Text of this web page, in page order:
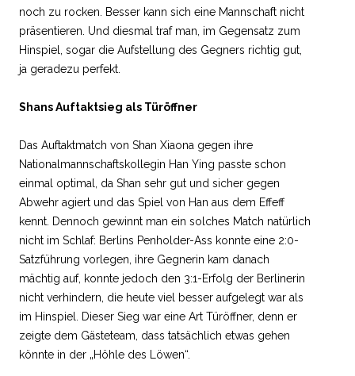
noch zu rocken. Besser kann sich eine Mannschaft nicht
präsentieren. Und diesmal traf man, im Gegensatz zum
Hinspiel, sogar die Aufstellung des Gegners richtig gut,
ja geradezu perfekt.
Shans Auftaktsieg als Türöffner
Das Auftaktmatch von Shan Xiaona gegen ihre
Nationalmannschaftskollegin Han Ying passte schon
einmal optimal, da Shan sehr gut und sicher gegen
Abwehr agiert und das Spiel von Han aus dem Effeff
kennt. Dennoch gewinnt man ein solches Match natürlich
nicht im Schlaf: Berlins Penholder-Ass konnte eine 2:0-
Satzführung vorlegen, ihre Gegnerin kam danach
mächtig auf, konnte jedoch den 3:1-Erfolg der Berlinerin
nicht verhindern, die heute viel besser aufgelegt war als
im Hinspiel. Dieser Sieg war eine Art Türöffner, denn er
zeigte dem Gästeteam, dass tatsächlich etwas gehen
könnte in der „Höhle des Löwen“.